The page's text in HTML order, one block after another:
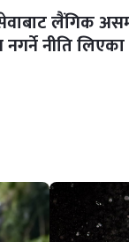
लैंगिक
नगर्ने नीति लिएका